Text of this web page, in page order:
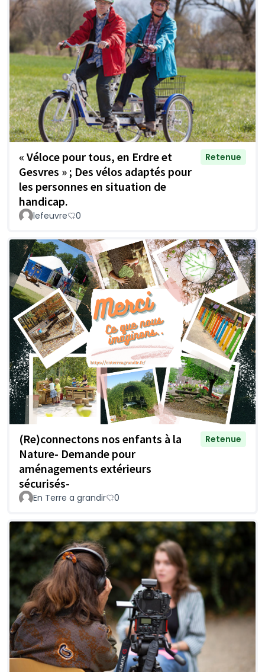
« Véloce pour tous, en Erdre et
Gesvres » ; Des vélos adaptés pour
les personnes en situation de
handicap.
Retenue
lefeuvre 0
(Re)connectons nos enfants à la
Nature- Demande pour
aménagements extérieurs
sécurisés-
Retenue
En Terre a grandir 0